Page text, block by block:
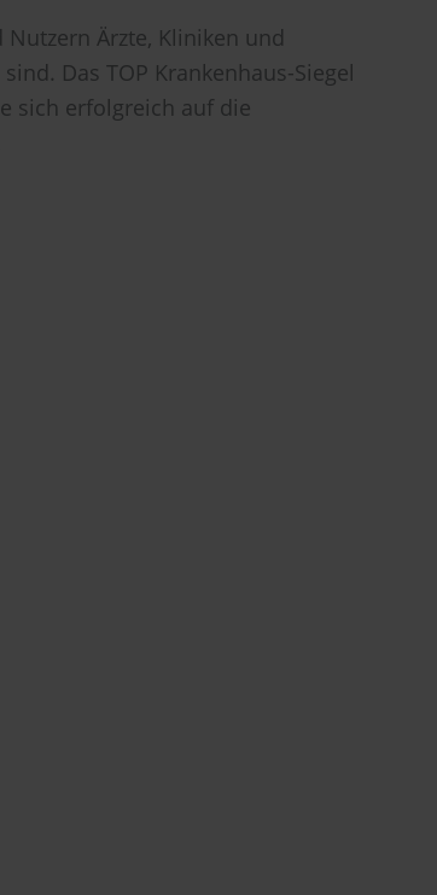
Nutzern Ärzte, Kliniken und
Das TOP Krankenhaus-Siegel
sich erfolgreich auf die